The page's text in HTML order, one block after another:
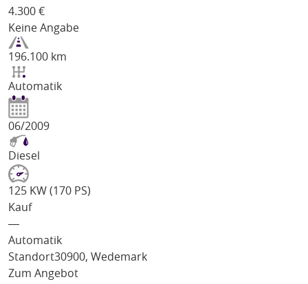
4.300 €
Keine Angabe
196.100 km
Automatik
06/2009
Diesel
125 KW (170 PS)
Kauf
―
Automatik
Standort30900, Wedemark
Zum Angebot